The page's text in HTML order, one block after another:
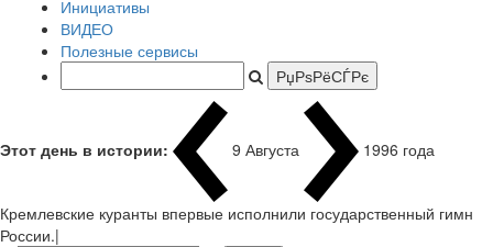
Инициативы
ВИДЕО
Полезные сервисы
Этот день в истории: 9 Августа 1996 года
Кремлевские куранты впервые исполнили государственный гимн
России.|